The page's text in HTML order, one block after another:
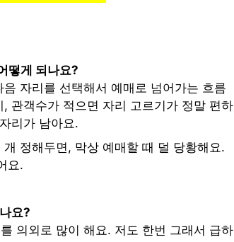
떻게 되나요?
자리를 선택해서 예매로 넘어가는 흐름
관객수가 적으면 자리 고르기가 정말 편하
리가 남아요.
정해두면, 막상 예매할 때 덜 당황해요.
요.
요?
의외로 많이 해요. 저도 한번 그래서 급하